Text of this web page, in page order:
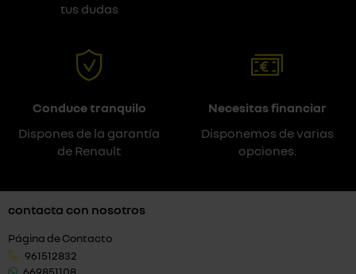
tus dudas
Conduce tranquilo
Dispones de la garantía
de Renault
Necesitas financiar
Disponemos de varias
opciones.
contacta con nosotros
Página de Contacto
961512832